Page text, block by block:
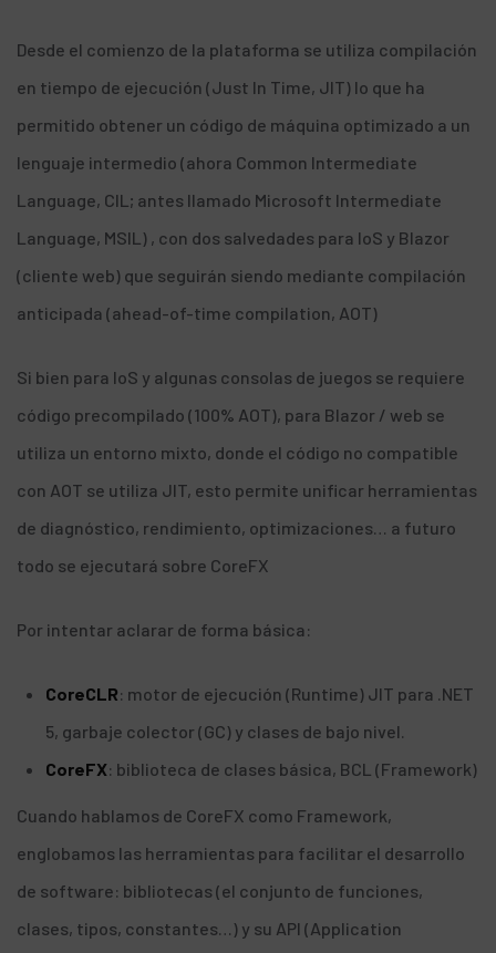
Desde el comienzo de la plataforma se utiliza compilación
en tiempo de ejecución (Just In Time, JIT) lo que ha
permitido obtener un código de máquina optimizado a un
lenguaje intermedio (ahora Common Intermediate
Language, CIL; antes llamado Microsoft Intermediate
Language, MSIL) , con dos salvedades para IoS y Blazor
(cliente web) que seguirán siendo mediante compilación
anticipada (ahead-of-time compilation, AOT)
Si bien para IoS y algunas consolas de juegos se requiere
código precompilado (100% AOT), para Blazor / web se
utiliza un entorno mixto, donde el código no compatible
con AOT se utiliza JIT, esto permite unificar herramientas
de diagnóstico, rendimiento, optimizaciones… a futuro
todo se ejecutará sobre CoreFX
Por intentar aclarar de forma básica:
CoreCLR: motor de ejecución (Runtime) JIT para .NET
5, garbaje colector (GC) y clases de bajo nivel.
CoreFX: biblioteca de clases básica, BCL (Framework)
Cuando hablamos de CoreFX como Framework,
englobamos las herramientas para facilitar el desarrollo
de software: bibliotecas (el conjunto de funciones,
clases, tipos, constantes…) y su API (Application